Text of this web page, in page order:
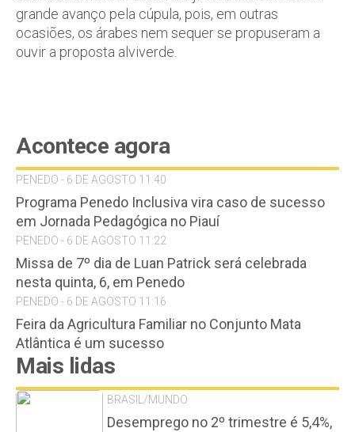
grande avanço pela cúpula, pois, em outras
ocasiões, os árabes nem sequer se propuseram a
ouvir a proposta alviverde.
Acontece agora
PENEDO - 6 DE AGOSTO 11:40
Programa Penedo Inclusiva vira caso de sucesso
em Jornada Pedagógica no Piauí
PENEDO - 6 DE AGOSTO 11:22
Missa de 7º dia de Luan Patrick será celebrada
nesta quinta, 6, em Penedo
PENEDO - 6 DE AGOSTO 11:16
Feira da Agricultura Familiar no Conjunto Mata
Atlântica é um sucesso
Mais lidas
BRASIL/MUNDO
Desemprego no 2º trimestre é 5,4%,